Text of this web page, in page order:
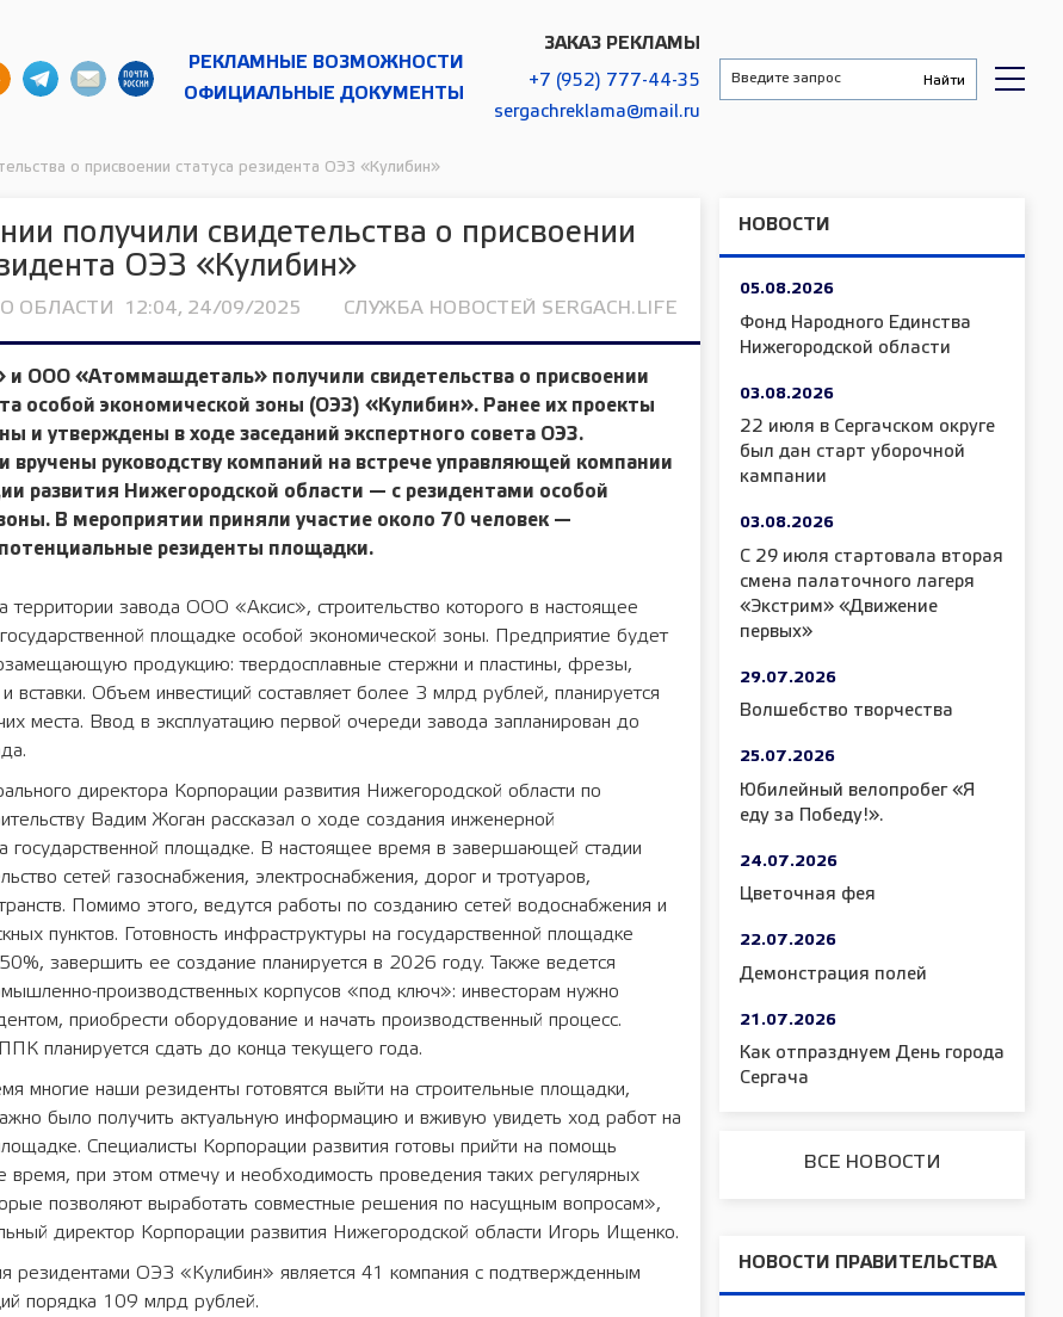
РЕКЛАМНЫЕ ВОЗМОЖНОСТИ
ОФИЦИАЛЬНЫЕ ДОКУМЕНТЫ
ЗАКАЗ РЕКЛАМЫ
+7 (952) 777-44-35
sergachreklama@mail.ru
о присвоении статуса резидента ОЭЗ «Кулибин»
получили свидетельства о присвоении
ОЭЗ «Кулибин»
ОБЛАСТИ 12:04, 24/09/2025 СЛУЖБА НОВОСТЕЙ SERGACH.LIFE
и ООО «Атоммашдеталь» получили свидетельства о присвоении
особой экономической зоны (ОЭЗ) «Кулибин». Ранее их проекты
и утверждены в ходе заседаний экспертного совета ОЭЗ.
руководству компаний на встрече управляющей компании
развития Нижегородской области — с резидентами особой
В мероприятии приняли участие около 70 человек —
резиденты площадки.
территории завода ООО «Аксис», строительство которого в настоящее
площадке особой экономической зоны. Предприятие будет
продукцию: твердосплавные стержни и пластины, фрезы,
вставки. Объем инвестиций составляет более 3 млрд рублей, планируется
места. Ввод в эксплуатацию первой очереди завода запланирован до
директора Корпорации развития Нижегородской области по
Вадим Жоган рассказал о ходе создания инженерной
государственной площадке. В настоящее время в завершающей стадии
сетей газоснабжения, электроснабжения, дорог и тротуаров,
Помимо этого, ведутся работы по созданию сетей водоснабжения и
пунктов. Готовность инфраструктуры на государственной площадке
завершить ее создание планируется в 2026 году. Также ведется
производственных корпусов «под ключ»: инвесторам нужно
приобрести оборудование и начать производственный процесс.
планируется сдать до конца текущего года.
многие наши резиденты готовятся выйти на строительные площадки,
было получить актуальную информацию и вживую увидеть ход работ на
Специалисты Корпорации развития готовы прийти на помощь
время, при этом отмечу и необходимость проведения таких регулярных
позволяют выработать совместные решения по насущным вопросам»,
директор Корпорации развития Нижегородской области Игорь Ищенко.
резидентами ОЭЗ «Кулибин» является 41 компания с подтвержденным
порядка 109 млрд рублей.
НОВОСТИ
05.08.2026
Фонд Народного Единства
Нижегородской области
03.08.2026
22 июля в Сергачском округе
был дан старт уборочной
кампании
03.08.2026
С 29 июля стартовала вторая
смена палаточного лагеря
«Экстрим» «Движение
первых»
29.07.2026
Волшебство творчества
25.07.2026
Юбилейный велопробег «Я
еду за Победу!».
24.07.2026
Цветочная фея
22.07.2026
Демонстрация полей
21.07.2026
Как отпразднуем День города
Сергача
ВСЕ НОВОСТИ
НОВОСТИ ПРАВИТЕЛЬСТВА